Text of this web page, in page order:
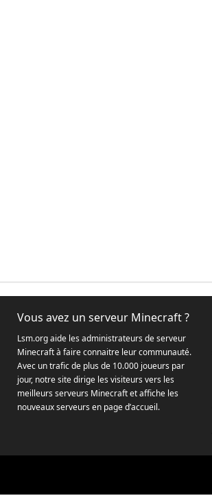
Vous avez un serveur Minecraft ?
Lsm.org aide les administrateurs de serveur
Minecraft à faire connaitre leur communauté.
Avec un trafic de plus de 10.000 joueurs par
jour, notre site dirige les visiteurs vers les
meilleurs serveurs Minecraft et affiche les
nouveaux serveurs en page d’accueil.